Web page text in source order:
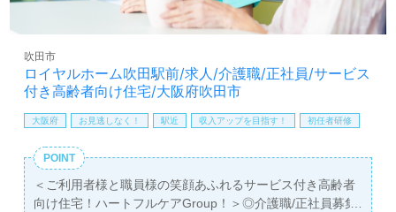
LINE、メール、お電話などご希望に応じてお問い合わせ/ご
料サービスをご利用いただけます。＜非公開求人も取扱い
あり！＞"転職支援"のプロと一緒に転職活動！お問い合わ
せお待ちしております。
ロイヤルホーム吹田駅前/求人/介護職/正社員/サービス
付き高齢者向け住宅/大阪府吹田市
吹田市
大阪府 お見逃しなく！ 駅近 収入アップを目指す！ 初任者研修
POINT
＜ご利用者様と職員様の笑顔あふれるサービス付き高齢者
向け住宅！ハートフルケアGroup！＞◎介護職/正社員募集